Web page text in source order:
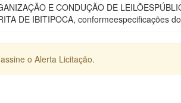
E CONDUÇÃO DE
DE IBITIPOCA, conformeespecificações
o Alerta Licitação.